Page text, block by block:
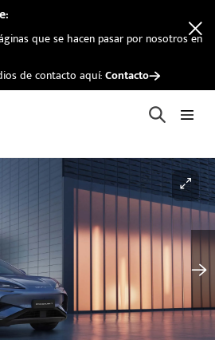
que se hacen pasar por nosotros en
de contacto aquí:Contacto